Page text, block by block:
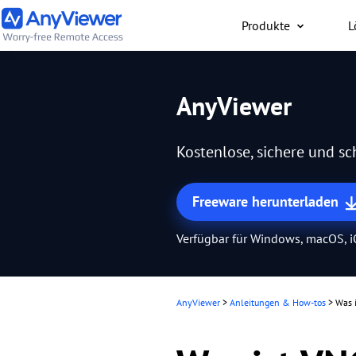
Produkte
Mac, PC oder
AnyViewer
Kostenlose, sichere und
Freeware herunterladen
Verfügbar für Windows, macOS,
AnyViewer > Anleitungen & How-tos > Was